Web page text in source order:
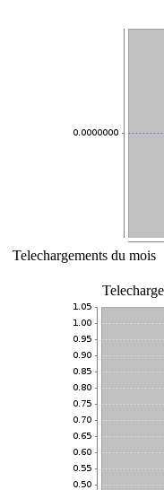
Telechargements du mois